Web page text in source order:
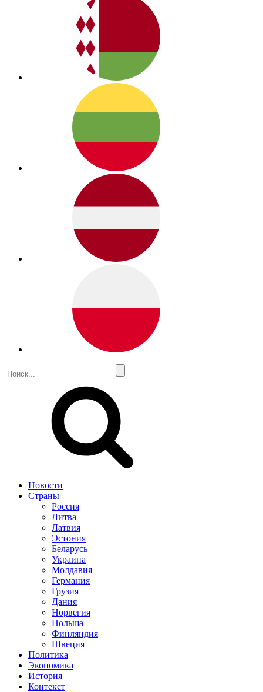
Новости
Страны
Россия
Литва
Латвия
Эстония
Беларусь
Украина
Молдавия
Германия
Грузия
Дания
Норвегия
Польша
Финляндия
Швеция
Политика
Экономика
История
Контекст